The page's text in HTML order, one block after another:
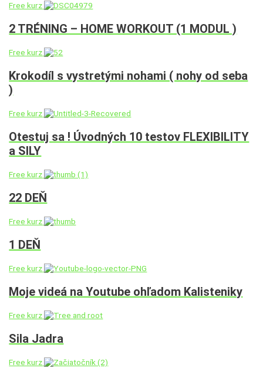
Free kurz
2 TRÉNING – HOME WORKOUT (1 MODUL )
Free kurz
Krokodíl s vystretými nohami ( nohy od seba
)
Free kurz
Otestuj sa ! Úvodných 10 testov FLEXIBILITY
a SILY
Free kurz
22 DEŇ
Free kurz
1 DEŇ
Free kurz
Moje videá na Youtube ohľadom Kalisteniky
Free kurz
Sila Jadra
Free kurz